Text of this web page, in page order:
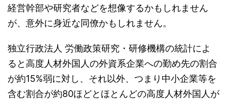
経営幹部や研究者などを想像するかもしれません
が、意外に身近な同僚かもしれません。
独立行政法人 労働政策研究・研修機構の統計によ
ると高度人材外国人の外資系企業への勤め先の割合
が約15%弱に対し、それ以外、つまり中小企業等を
含む割合が約80ほどとほとんどの高度人材外国人が